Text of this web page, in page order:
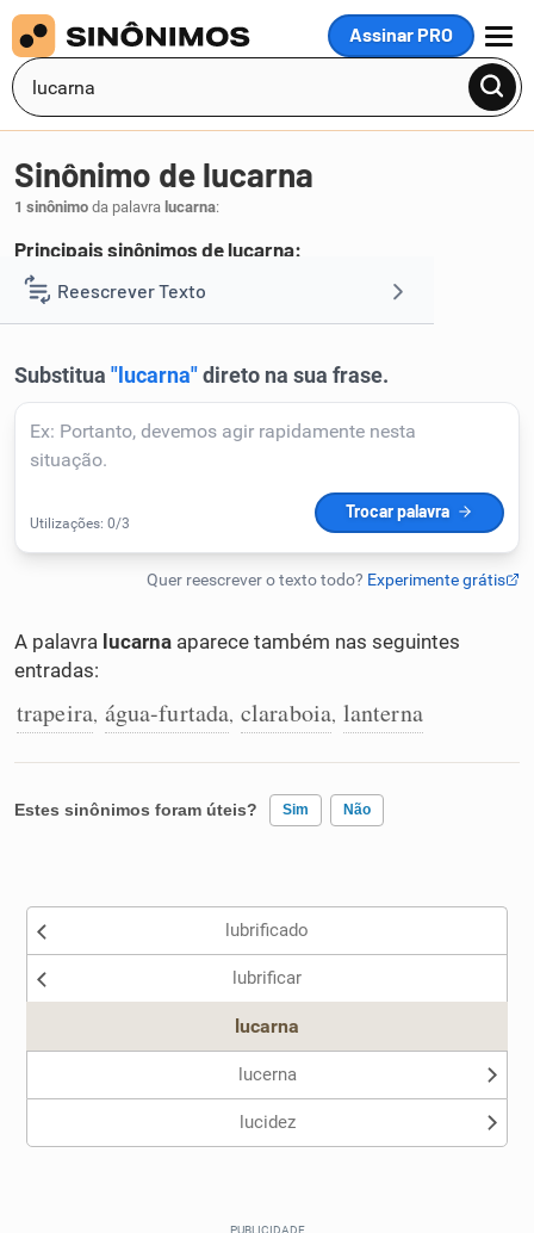
Assinar PRO
MENU
Reescrever Texto
Corrigir Texto
Humanizador de IA
Conexões
Dicionário
Sinônimo de lucarna
1 sinônimo da palavra lucarna:
Principais sinônimos de lucarna:
1 lucerna.
A palavra lucarna aparece também nas seguintes
entradas:
trapeira, água-furtada, claraboia, lanterna
Estes sinônimos foram úteis? Sim Não
Nenhum dos sinônimos apresentados me ajudou
lubrificado
lubrificar
lucarna
lucerna
lucidez